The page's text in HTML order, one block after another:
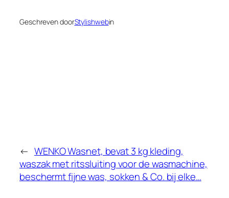
Geschreven doorStylishwebin
← WENKO Wasnet, bevat 3 kg kleding,
waszak met ritssluiting voor de wasmachine,
beschermt fijne was, sokken & Co. bij elke…